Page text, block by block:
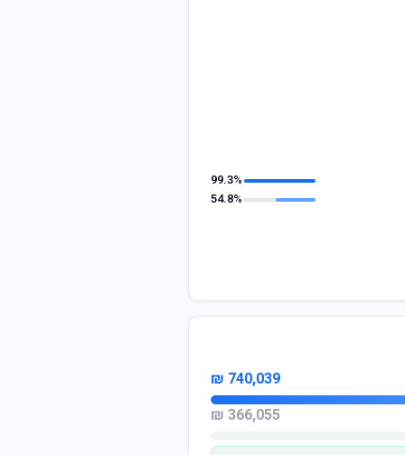
99.3%
54.8%
740,039 ₪
366,055 ₪